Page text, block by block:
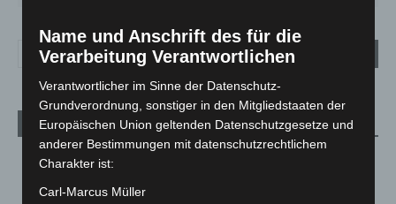
Aktuelle Beiträge
Kunst trifft Weingenuss: Barbara-Susann Mehring zeigt ihre
8. August 2026
Name und Anschrift des für die
Verarbeitung Verantwortlichen
Verantwortlicher im Sinne der Datenschutz-
Grundverordnung, sonstiger in den Mitgliedstaaten der
Europäischen Union geltenden Datenschutzgesetze und
anderer Bestimmungen mit datenschutzrechtlichem
Charakter ist:
Carl-Marcus Müller